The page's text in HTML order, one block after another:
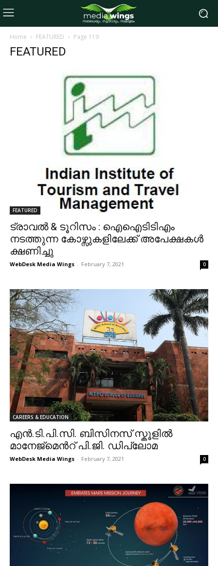
Home FEATURED Page 119
FEATURED
FEATURED
ട്രാവൽ & ടൂറിസം : ഐഐടിടിഎം
നടത്തുന്ന കോഴ്സുകളിലേക്ക് അപേക്ഷകൾ
ക്ഷണിച്ചു
WebDesk Media Wings - February 7, 2021 0
CAREERS & EDUCATION
എൻ.ടി.പി.സി. ബിസിനസ് സ്കൂളിൽ
മാനേജ്മെൻറ് പി.ജി. ഡിപ്ലോമ
WebDesk Media Wings - February 7, 2021 0